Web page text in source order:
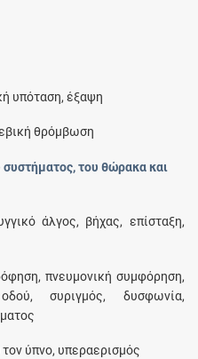
υπόταση, έξαψη
θρόμβωση
του θώρακα και
άλγος, βήχας, επίσταξη,
πνευμονική συμφόρηση,
συριγμός, δυσφωνία,
ύπνο, υπεραερισμός